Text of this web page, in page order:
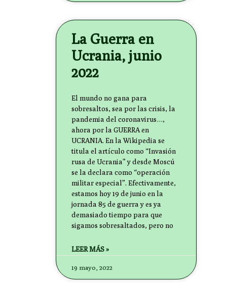
La Guerra en
Ucrania, junio
2022
El mundo no gana para
sobresaltos, sea por las crisis, la
pandemia del coronavirus…,
ahora por la GUERRA en
UCRANIA. En la Wikipedia se
titula el artículo como “Invasión
rusa de Ucrania” y desde Moscú
se la declara como “operación
militar especial”. Efectivamente,
estamos hoy 19 de junio en la
jornada 85 de guerra y es ya
demasiado tiempo para que
sigamos sobresaltados, pero no
LEER MÁS »
19 mayo, 2022